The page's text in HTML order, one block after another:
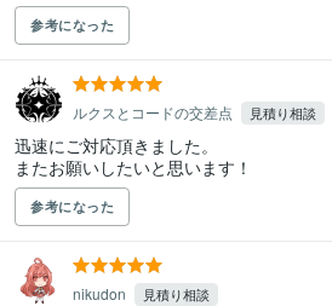
参考になった
ルクスとコードの交差点 見積り相談
迅速にご対応頂きました。
またお願いしたいと思います！
参考になった
nikudon 見積り相談